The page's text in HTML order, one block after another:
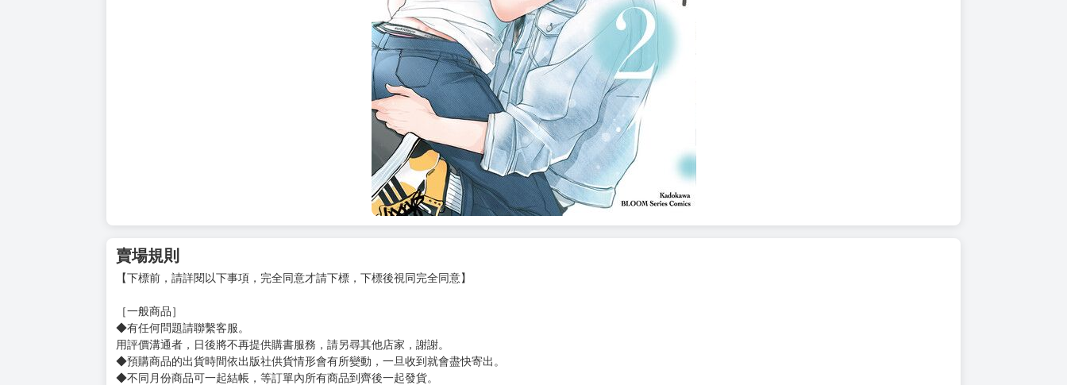
賣場規則
【下標前，請詳閱以下事項，完全同意才請下標，下標後視同完全同意】
［一般商品］
◆有任何問題請聯繫客服。
用評價溝通者，日後將不再提供購書服務，請另尋其他店家，謝謝。
◆預購商品的出貨時間依出版社供貨情形會有所變動，一旦收到就會盡快寄出。
◆不同月份商品可一起結帳，等訂單內所有商品到齊後一起發貨。